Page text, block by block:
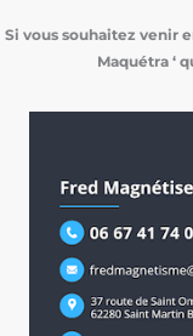
Si vous souhaitez venir
Maquétra ‘